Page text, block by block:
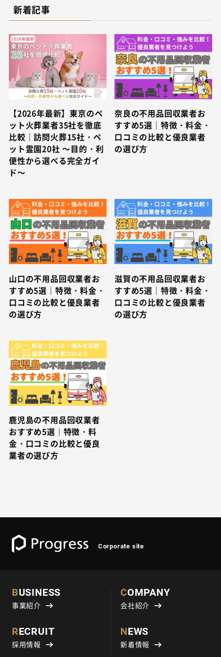
新着記事
【2026年最新】東京のペ
ット火葬業者35社を徹底
比較｜訪問火葬15社・ペ
ット霊園20社 ～目的・利
便性から選べる完全ガイ
ド～
奈良の不用品回収業者お
すすめ5選｜特徴・料金・
口コミの比較と優良業者
の選び方
山口の不用品回収業者お
すすめ5選｜特徴・料金・
口コミの比較と優良業者
の選び方
滋賀の不用品回収業者お
すすめ5選｜特徴・料金・
口コミの比較と優良業者
の選び方
鹿児島の不用品回収業者
おすすめ5選｜特徴・料
金・口コミの比較と優良
業者の選び方
Corporate site
BUSINESS
事業紹介
COMPANY
会社紹介
RECRUIT
採用情報
NEWS
新着情報